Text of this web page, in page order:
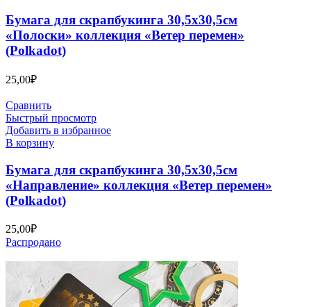
Бумага для скрапбукинга 30,5х30,5см
«Полоски» коллекция «Ветер перемен»
(Polkadot)
25,00₽
Сравнить
Быстрый просмотр
Добавить в избранное
В корзину
Бумага для скрапбукинга 30,5х30,5см
«Направление» коллекция «Ветер перемен»
(Polkadot)
25,00₽
Распродано